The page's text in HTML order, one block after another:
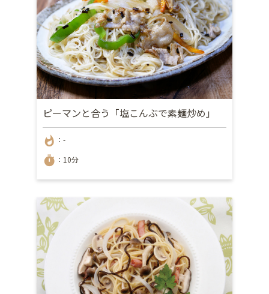
ピーマンと合う「塩こんぶで素麺炒め」
whatshot ：-
timer ：10分